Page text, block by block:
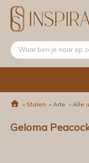
» Stalen » Arte » Alle
Geloma